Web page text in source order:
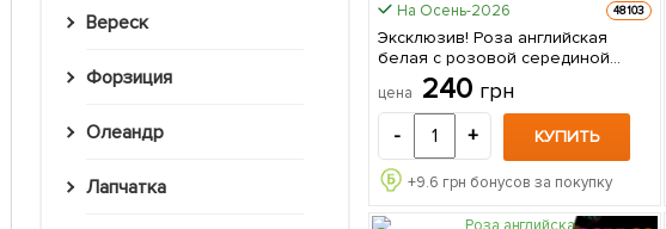
Вереск
Форзиция
Олеандр
Лапчатка
На Осень-2026 48103
Эксклюзив! Роза английская
белая с розовой серединой
"Сладкая палитра" (Sweet palette)
(саженец класса АА+,
премиальный морозостойкий
сорт) 1 шт в упаковке
цена 240 грн
- + КУПИТЬ
+9.6 грн бонусов за покупку